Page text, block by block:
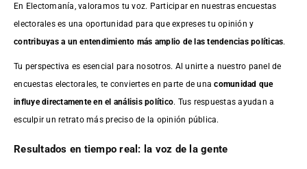
En Electomanía, valoramos tu voz. Participar en nuestras encuestas
electorales es una oportunidad para que expreses tu opinión y
contribuyas a un entendimiento más amplio de las tendencias políticas.
Tu perspectiva es esencial para nosotros. Al unirte a nuestro panel de
encuestas electorales, te conviertes en parte de unacomunidad que
influye directamente en el análisis político. Tus respuestas ayudan a
esculpir un retrato más preciso de la opinión pública.
Resultados en tiempo real: la voz de la gente